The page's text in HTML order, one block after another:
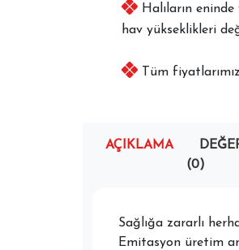
Halıların
hav yükseklikleri
Tüm
AÇIKLAMA
(0)
Sağlığa zararlı
Emitasyon üretim